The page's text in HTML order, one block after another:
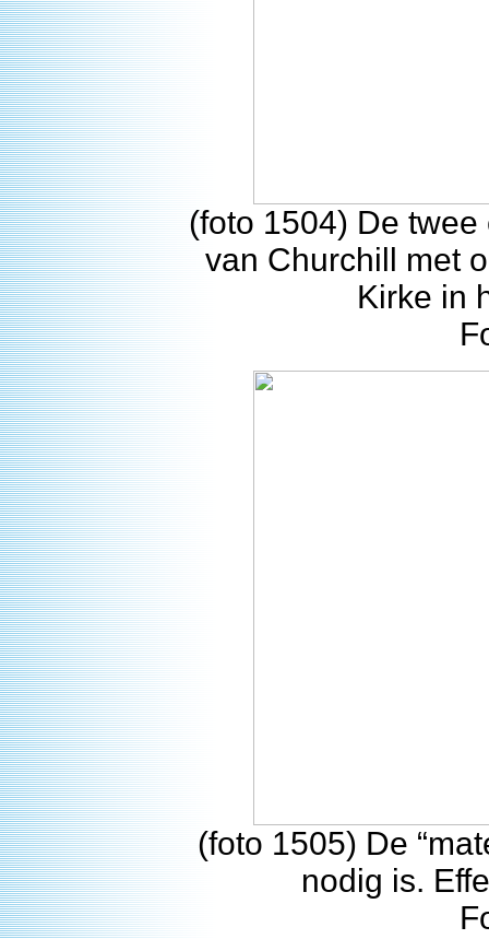
(foto 1504) De
van Churchill met
Kirke in
(foto 1505) De
nodig is.